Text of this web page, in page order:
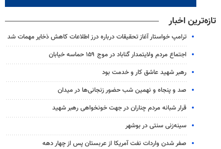
تازه‌ترین اخبار
ترامپ خواستار آغاز تحقیقات درباره درز اطلاعات کاهش ذخایر مهمات شد
اجتماع مردم ولایتمدار گناباد در موج ۱۵۹ حماسه خیابان
رهبر شهید عاشق کار و خدمت بود
صد و پنجاه و نهمین شب حضور زنجانی‌ها در میدان
قرار شبانه مردم چناران در جهت خونخواهی رهبر شهید
سینه‌زنی سنتی در بوشهر
صفر شدن واردات نفت آمریکا از عربستان پس از چهار دهه